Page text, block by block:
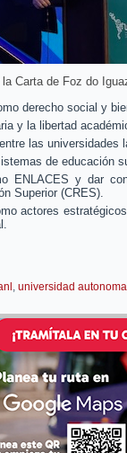
Carta de Foz do
derecho social y
y la libertad
las universidades
de educación
ENLACES y dar
Superior (CRES).
actores
, universidad